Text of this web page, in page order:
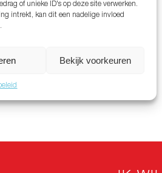
of unieke ID's op deze site verwerken.
intrekt, kan dit een nadelige invloed
Bekijk voorkeuren